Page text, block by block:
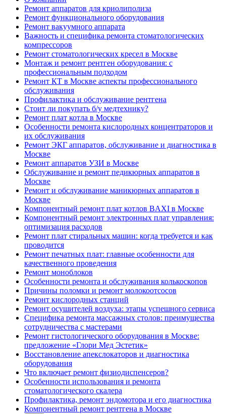
Ремонт аппаратов для криолиполиза
Ремонт функционального оборудования
Ремонт вакуумного аппарата
Важность и специфика ремонта стоматологических
компрессоров
Ремонт стоматологических кресел в Москве
Монтаж и ремонт рентген оборудования: с
профессиональным подходом
Ремонт КТ в Москве аспекты профессионального
обслуживания
Профилактика и обслуживание рентгена
Стоит ли покупать б/у медтехнику?
Ремонт плат котла в Москве
Особенности ремонта кислородных концентраторов и
их обслуживания
Ремонт ЭКГ аппаратов, обслуживание и диагностика в
Москве
Ремонт аппаратов УЗИ в Москве
Обслуживание и ремонт педикюрных аппаратов в
Москве
Ремонт и обслуживание маникюрных аппаратов в
Москве
Компонентный ремонт плат котлов BAXI в Москве
Компонентный ремонт электронных плат управления:
оптимизация расходов
Ремонт плат стиральных машин: когда требуется и как
проводится
Ремонт печатных плат: главные особенности для
качественного проведения
Ремонт моноблоков
Особенности ремонта и обслуживания колькоскопов
Причины поломки и ремонт молокоотсосов
Ремонт кислородных станций
Ремонт осушителей воздуха: этапы успешного сервиса
Специфика ремонта массажных столов: преимущества
сотрудничества с мастерами
Ремонт гистологического оборудования в Москве:
предложение «Глори Мед Эстетик»
Восстановление апекслокаторов и диагностика
оборудования
Что включает ремонт физиодиспенсеров?
Особенности использования и ремонта
стоматологического скалера
Профилактика, ремонт эндомотора и его диагностика
Компонентный ремонт рентгена в Москве